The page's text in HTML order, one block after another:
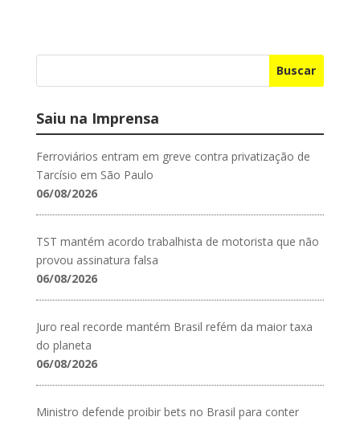
Buscar
Saiu na Imprensa
Ferroviários entram em greve contra privatização de
Tarcísio em São Paulo
06/08/2026
TST mantém acordo trabalhista de motorista que não
provou assinatura falsa
06/08/2026
Juro real recorde mantém Brasil refém da maior taxa
do planeta
06/08/2026
Ministro defende proibir bets no Brasil para conter